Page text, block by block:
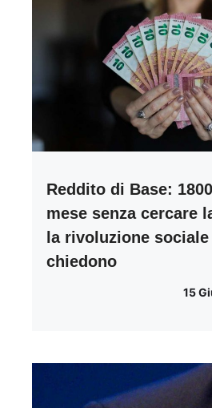
Reddito di Base:
mese senza cercare
la rivoluzione
chiedono
15